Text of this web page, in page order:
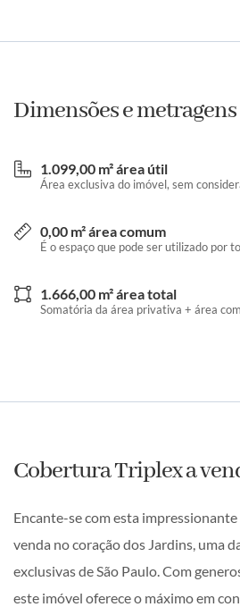
Dimensões e metragens
1.099,00 m² área útil
Área exclusiva do imóvel, sem
0,00 m² área comum
É o espaço que pode ser utilizado por
1.666,00 m² área total
Somatória da área privativa + área
Cobertura Triplex a
Encante-se com esta
venda no coração dos Jardins, uma
exclusivas de São Paulo. Com
este imóvel oferece o máximo em